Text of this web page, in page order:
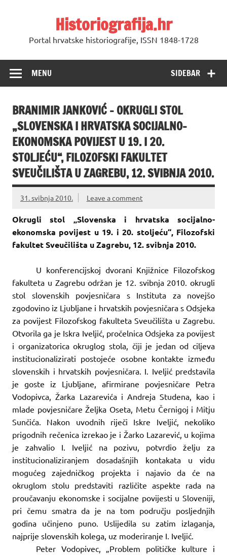
Historiografija.hr
Portal hrvatske historiografije, ISSN 1848-1728
SIDEBAR
MENU
BRANIMIR JANKOVIĆ – OKRUGLI STOL
„SLOVENSKA I HRVATSKA SOCIJALNO-
EKONOMSKA POVIJEST U 19. I 20.
STOLJEĆU“, FILOZOFSKI FAKULTET
SVEUČILIŠTA U ZAGREBU, 12. SVIBNJA 2010.
31. svibnja 2010. Leave a comment
Okrugli stol „Slovenska i hrvatska socijalno-
ekonomska povijest u 19. i 20. stoljeću“, Filozofski
fakultet Sveučilišta u Zagrebu, 12. svibnja 2010.
U konferencijskoj dvorani Knjižnice Filozofskog
fakulteta u Zagrebu održan je 12. svibnja 2010. okrugli
stol slovenskih povjesničara s Instituta za novejšo
zgodovino iz Ljubljane i hrvatskih povjesničara s Odsjeka
za povijest Filozofskog fakulteta Sveučilišta u Zagrebu.
Otvorila ga je Iskra Iveljić, pročelnica Odsjeka za povijest
i organizatorica okruglog stola, čiji je jedan od ciljeva
institucionalizirati postojeće osobne kontakte između
slovenskih i hrvatskih povjesničara. I. Iveljić predstavila
je goste iz Ljubljane, afirmirane povjesničare Petra
Vodopivca, Žarka Lazarevića i Andreja Studena, kao i
mlade povjesničare Željka Oseta, Metu Černigoj i Mitju
Sunčića. Nakon uvodnih riječi Iskre Iveljić, nekoliko
prigodnih rečenica izrekao je i Žarko Lazarević, u kojima
je zahvalio I. Iveljić na pozivu, potvrdio želju za
institucionaliziranjem dosadašnjih kontakata u vidu
mogućeg zajedničkog projekta i najavio da će na
okruglom stolu predstaviti različite aspekte rada na
proučavanju ekonomske i socijalne povijesti u Sloveniji,
pri čemu smatra da je na tom području posljednjih
godina učinjeno puno. Uslijedila su zatim izlaganja,
najprije slovenskih kolega, uz moderiranje I. Iveljić.
Peter Vodopivec, „Problem političke kulture i